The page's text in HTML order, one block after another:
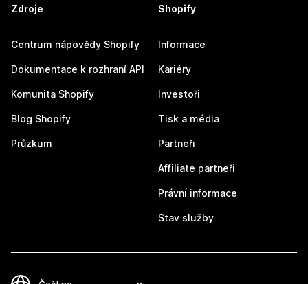
Zdroje
Centrum nápovědy Shopify
Dokumentace k rozhraní API
Komunita Shopify
Blog Shopify
Průzkum
Shopify
Informace
Kariéry
Investoři
Tisk a média
Partneři
Affiliate partneři
Právní informace
Stav služby